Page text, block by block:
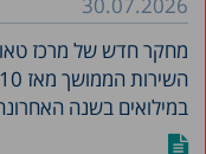
מחקר חדש של מרכז
במילואים בשנה